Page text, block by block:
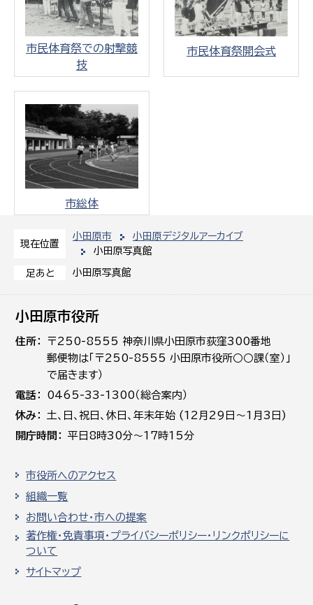
現在位置
小田原市
小田原デジタルアーカイブ
小田原写真館
足あと 小田原写真館
市民体育祭での射撃競
技
市民体育祭開会式
市総体
小田原市役所
住所
〒250-8555 神奈川県小田原市荻窪300番地
郵便物は「〒250-8555 小田原市役所○○課（室）」
で届きます）
電話
0465-33-1300（総合案内）
休み
土､日､祝日、休日、年末年始 (12月29日～1月3日)
開庁時間
平日8時30分～17時15分
市役所へのアクセス
組織一覧
お問い合わせ・市への提案
著作権・免責事項・プライバシーポリシー・リンクポリシーに
ついて
サイトマップ